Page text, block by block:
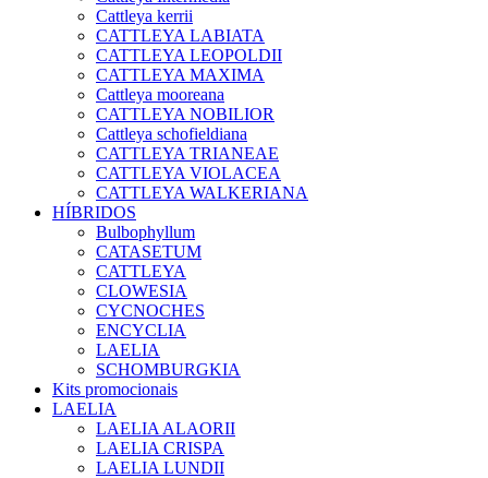
Cattleya kerrii
CATTLEYA LABIATA
CATTLEYA LEOPOLDII
CATTLEYA MAXIMA
Cattleya mooreana
CATTLEYA NOBILIOR
Cattleya schofieldiana
CATTLEYA TRIANEAE
CATTLEYA VIOLACEA
CATTLEYA WALKERIANA
HÍBRIDOS
Bulbophyllum
CATASETUM
CATTLEYA
CLOWESIA
CYCNOCHES
ENCYCLIA
LAELIA
SCHOMBURGKIA
Kits promocionais
LAELIA
LAELIA ALAORII
LAELIA CRISPA
LAELIA LUNDII